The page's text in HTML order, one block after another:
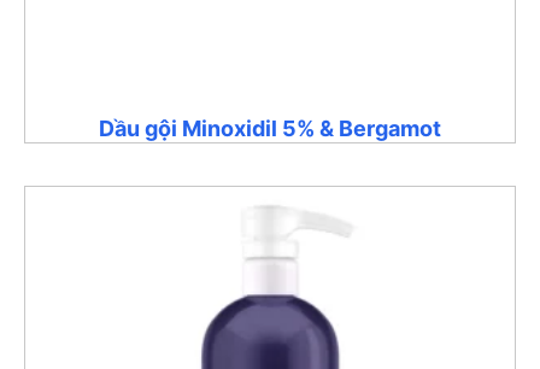
Dầu gội Minoxidil 5% & Bergamot